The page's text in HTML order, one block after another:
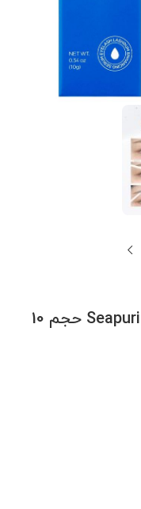
سرم تقویت مژه و ابرو سی پوری Seapuri حجم 10